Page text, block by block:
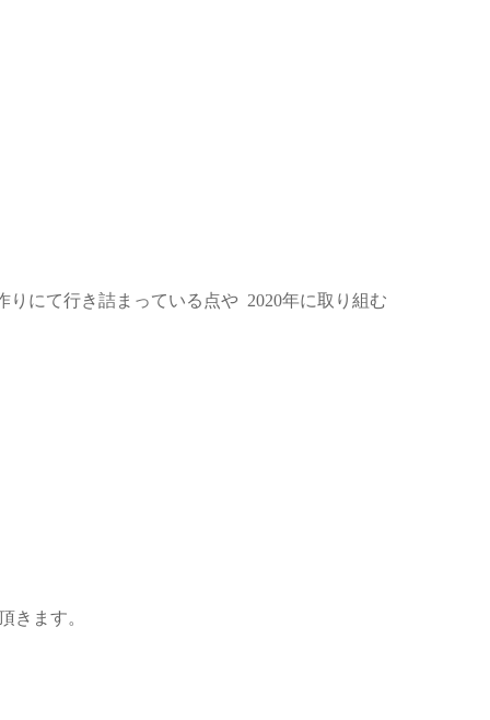
にて行き詰まっている点や 2020年に取り組む
きます。